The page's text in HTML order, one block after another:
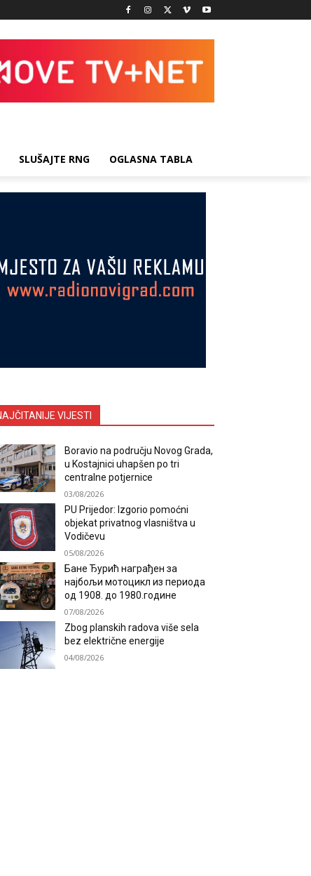
SLUŠAJTE RNG OGLASNA TABLA
VIJESTI
Boravio na području Novog Grada,
u Kostajnici uhapšen po tri
centralne potjernice
03/08/2026
PU Prijedor: Izgorio pomoćni
objekat privatnog vlasništva u
Vodičevu
05/08/2026
Бане Ђурић награђен за
најбољи мотоцикл из периода
од 1908. до 1980.године
07/08/2026
Zbog planskih radova više sela
bez električne energije
04/08/2026